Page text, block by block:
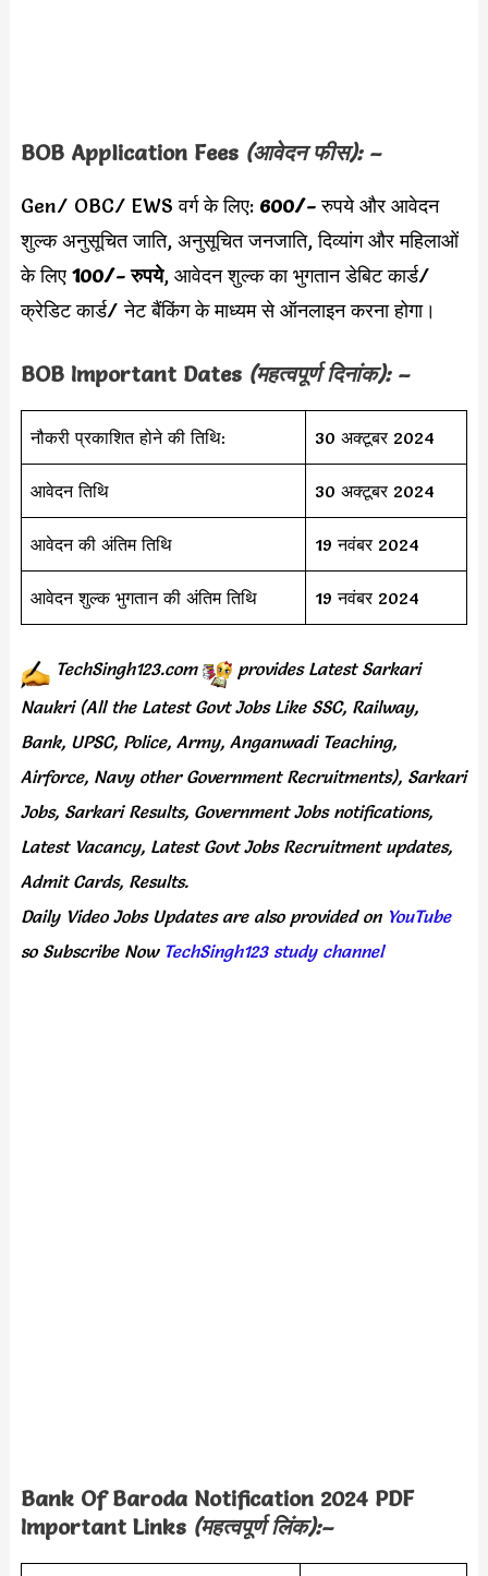
BOB Application Fees (आवेदन फीस): –
Gen/ OBC/ EWS वर्ग के लिए:600/-रुपये और आवेदन
शुल्क अनुसूचित जाति, अनुसूचित जनजाति, दिव्यांग और महिलाओं
के लिए 100/- रुपये, आवेदन शुल्क का भुगतान डेबिट कार्ड/
क्रेडिट कार्ड/ नेट बैंकिंग के माध्यम से ऑनलाइन करना होगा।
BOB Important Dates (महत्वपूर्ण दिनांक): –
नौकरी प्रकाशित होने की तिथि: 30 अक्टूबर 2024
आवेदन तिथि 30 अक्टूबर 2024
आवेदन की अंतिम तिथि 19 नवंबर 2024
आवेदन शुल्क भुगतान की अंतिम तिथि 19 नवंबर 2024
TechSingh123.com provides Latest Sarkari
Naukri (All the Latest Govt Jobs Like SSC, Railway,
Bank, UPSC, Police, Army, Anganwadi Teaching,
Airforce, Navy other Government Recruitments), Sarkari
Jobs, Sarkari Results, Government Jobs notifications,
Latest Vacancy, Latest Govt Jobs Recruitment updates,
Admit Cards, Results.
Daily Video Jobs Updates are also provided onYouTube
so Subscribe Now TechSingh123 study channel
Bank Of Baroda Notification 2024 PDF
Important Links (महत्वपूर्ण लिंक):–